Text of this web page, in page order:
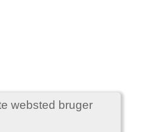
websted bruger